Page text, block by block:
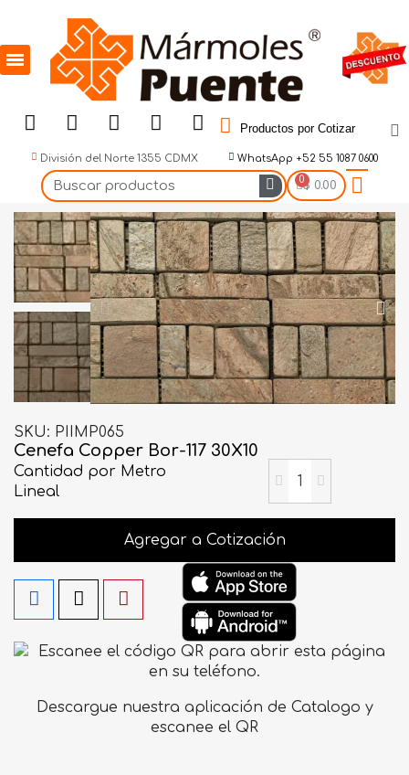
Productos por Cotizar
División del Norte 1355 CDMX WhatsApp +52 55 1087 0600
$ 0.00
SKU PIIMP065
Cenefa Copper Bor-117 30X10
Cantidad por Metro
Lineal
Agregar a Cotización
Descargue nuestra aplicación de Catalogo y
escanee el QR